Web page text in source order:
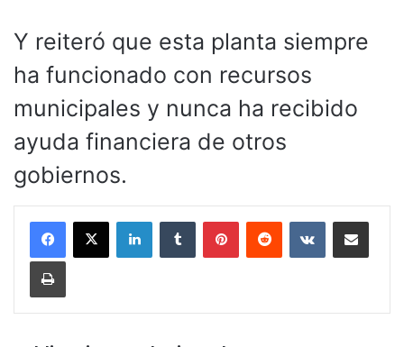
Y reiteró que esta planta siempre
ha funcionado con recursos
municipales y nunca ha recibido
ayuda financiera de otros
gobiernos.
LinkedInTumblr PinterestReddit VKontakteCompartir por
Imprimir